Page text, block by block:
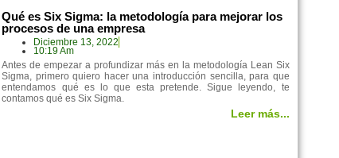
Qué es Six Sigma: la metodología para mejorar los
procesos de una empresa
Diciembre 13, 2022
10:19 Am
Antes de empezar a profundizar más en la metodología Lean Six
Sigma, primero quiero hacer una introducción sencilla, para que
entendamos qué es lo que esta pretende. Sigue leyendo, te
contamos qué es Six Sigma.
Leer más...